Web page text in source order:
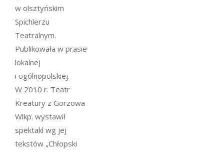
w olsztyńskim
Spichlerzu
Teatralnym.
Publikowała w prasie
lokalnej
i ogólnopolskiej.
W 2010 r. Teatr
Kreatury z Gorzowa
Wlkp. wystawił
spektakl wg jej
tekstów „Chłopski